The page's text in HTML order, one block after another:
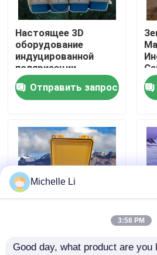
Наша фабрика
контроль качества
контактные данные
Отправить запрос
Геофизическая аппаратура
Геофизический хороший
Настоящее 3D
оборудование
индуцированной
поляризации,
многоканальный
блок сбора данных
ИП
Отправить запрос
просмотра
Michelle Li
3:58 PM
Good day, what product are you